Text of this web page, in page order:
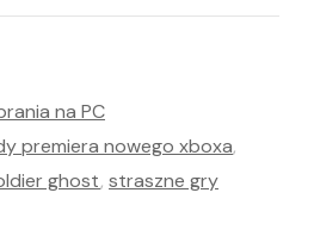
na PC
premiera nowego xboxa,
ghost, straszne gry